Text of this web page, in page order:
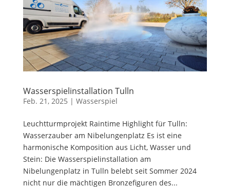
Wasserspielinstallation Tulln
Feb. 21, 2025 | Wasserspiel
Leuchtturmprojekt Raintime Highlight für Tulln:
Wasserzauber am Nibelungenplatz Es ist eine
harmonische Komposition aus Licht, Wasser und
Stein: Die Wasserspielinstallation am
Nibelungenplatz in Tulln belebt seit Sommer 2024
nicht nur die mächtigen Bronzefiguren des...